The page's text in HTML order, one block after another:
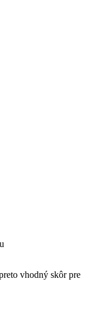
vhodný skôr pre